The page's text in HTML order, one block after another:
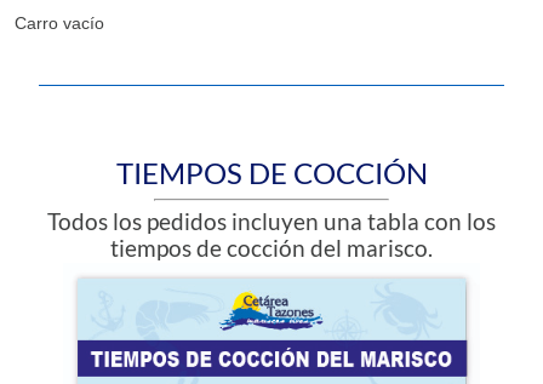
Carro vacío
TIEMPOS DE COCCIÓN
Todos los pedidos incluyen una tabla con los
tiempos de cocción del marisco.